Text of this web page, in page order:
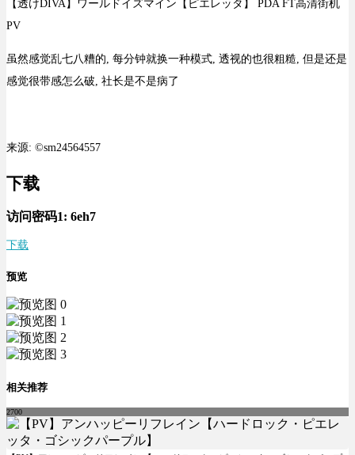
【透けDIVA】ワールドイズマイン【ピエレッタ】 PDA FT高清街机
PV
虽然感觉乱七八糟的, 每分钟就换一种模式, 透视的也很粗糙, 但是还是
感觉很带感怎么破, 社长是不是病了
来源: ©sm24564557
下载
访问密码1: 6eh7
下载
预览
相关推荐
2700